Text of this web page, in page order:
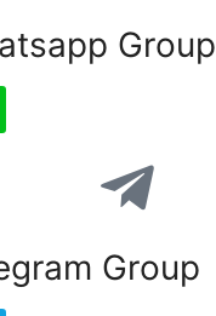
Group
Group